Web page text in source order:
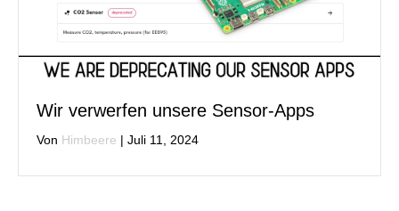
Wir verwerfen unsere Sensor-Apps
Von Himbeere | Juli 11, 2024